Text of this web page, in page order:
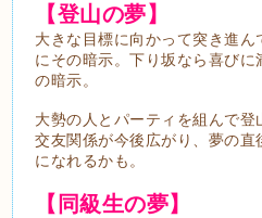
【登山の夢】
大きな目標に向かって突き進
にその暗示。下り坂なら喜び
の暗示。
大勢の人とパーティを組んで登
交友関係が今後広がり、夢の直
になれるかも。
【同級生の夢】